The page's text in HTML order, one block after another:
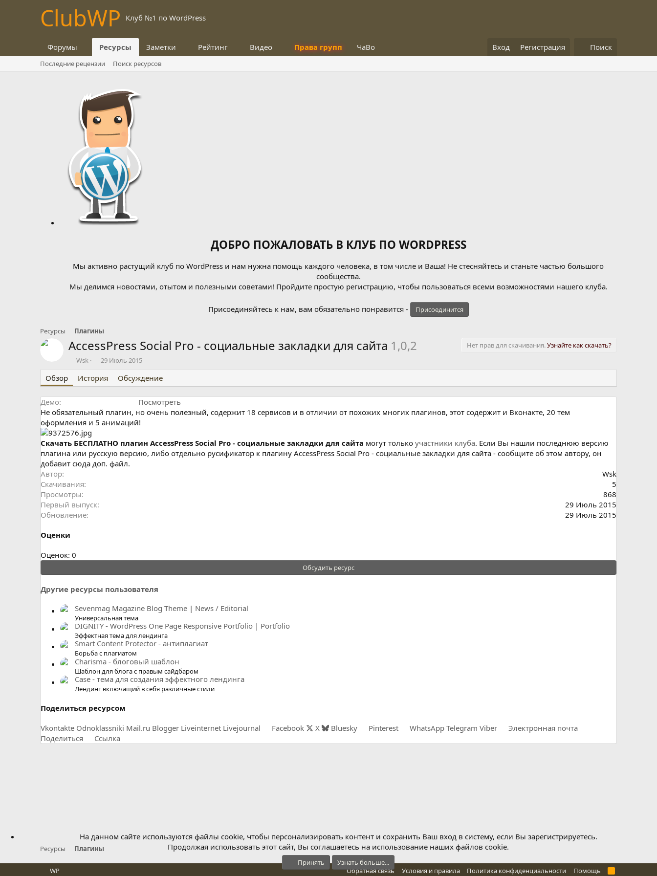
ClubWP Клуб №1 по WordPress
Форумы Ресурсы Заметки Рейтинг Видео Права групп ЧаВо Вход Регистрация Поиск
Последние рецензии Поиск ресурсов
ДОБРО ПОЖАЛОВАТЬ В КЛУБ ПО WORDPRESS
Мы активно растущий клуб по WordPress и нам нужна помощь каждого человека, в том числе и Ваша! Не стесняйтесь и станьте частью большого
сообщества.
Мы делимся новостями, отытом и полезными советами! Пройдите простую регистрацию, чтобы пользоваться всеми возможностями нашего клуба.
Присоединяйтесь к нам, вам обязательно понравится - Присоединится
Ресурсы Плагины
AccessPress Social Pro - социальные закладки для сайта 1,0,2 Нет прав для скачивания.Узнайте как скачать?
А
т
о
р
Wsk
Д
т
а
с
з
д
н
и
я
29 Июль 2015
Обзор История Обсуждение
Демо
Посмотреть
Не обязательный плагин, но очень полезный, содержит 18 сервисов и в отличии от похожих многих плагинов, этот содержит и Вконакте, 20 тем
оформления и 5 анимаций!
Cкачать БЕСПЛАТНО плагин AccessPress Social Pro - социальные закладки для сайта могут только участники клуба. Если Вы нашли последнюю версию
плагина или русскую версию, либо отдельно русификатор к плагину AccessPress Social Pro - социальные закладки для сайта - сообщите об этом автору, он
добавит сюда доп. файл.
Автор
Wsk
Скачивания
5
Просмотры
868
Первый выпуск
29 Июль 2015
Обновление
29 Июль 2015
Оценки
0
.
0
0
з
Оценок: 0
Обсудить ресурс
Другие ресурсы пользователя
Sevenmag Magazine Blog Theme | News / Editorial
Универсальная тема
DIGNITY - WordPress One Page Responsive Portfolio | Portfolio
Эффектная тема для лендинга
Smart Content Protector - антиплагиат
Борьба с плагиатом
Charisma - блоговый шаблон
Шаблон для блога с правым сайдбаром
Case - тема для создания эффектного лендинга
Лендинг включащий в себя различные стили
Поделиться ресурсом
Vkontakte Odnoklassniki Mail.ru Blogger Liveinternet Livejournal Facebook X Bluesky Pinterest WhatsApp Telegram Viber
Электронная почта
Поделиться
Ссылка
Ресурсы Плагины
WP Обратная связь Условия и правила Политика конфиденциальности Помощь
R
На данном сайте используются файлы cookie, чтобы персонализировать контент и сохранить Ваш вход в систему, если Вы зарегистрируетесь.
Продолжая использовать этот сайт, Вы соглашаетесь на использование наших файлов cookie.
Принять Узнать больше...